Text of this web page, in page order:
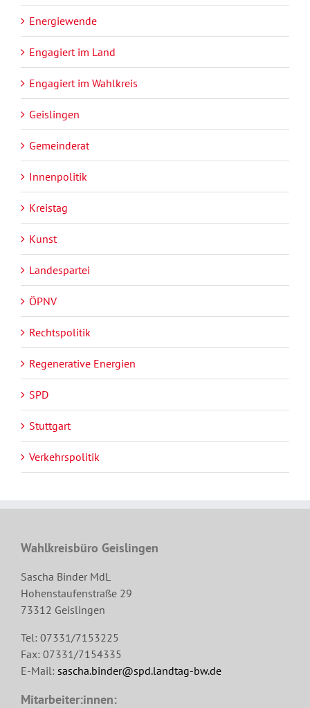
Energiewende
Engagiert im Land
Engagiert im Wahlkreis
Geislingen
Gemeinderat
Innenpolitik
Kreistag
Kunst
Landespartei
ÖPNV
Rechtspolitik
Regenerative Energien
SPD
Stuttgart
Verkehrspolitik
Wahlkreisbüro Geislingen
Sascha Binder MdL
Hohenstaufenstraße 29
73312 Geislingen
Tel: 07331/7153225
Fax: 07331/7154335
E-Mail: sascha.binder@spd.landtag-bw.de
Mitarbeiter:innen: